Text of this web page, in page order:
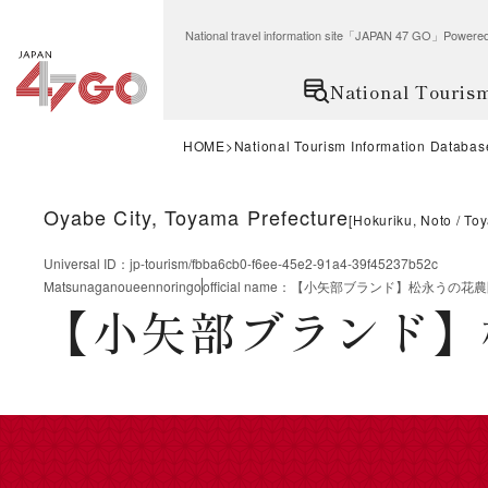
National travel information site「JAPAN 47 GO」
National
HOME National Tourism Information
Oyabe City, Toyama Prefecture[Hokuriku, Noto
Universal ID ： jp-tourism/fbba6cb0-f6ee-45e2-91a4-39f45237b52c
Matsunaganoueennoringoofficial name ： 【小矢部ブランド】松永うの花
【小矢部ブランド